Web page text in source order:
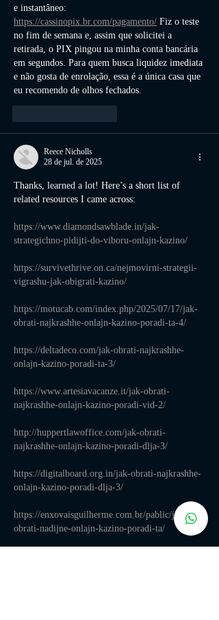
e instantâneo:
https://cassinopix.br.com/pagamento/ Fiz o teste
no fim de semana e, assim que solicitei a
retirada, o PIX pingou na minha conta bancária
em segundos. Para quem busca liquidez imediata
e não gosta de enrolação, essa é a única casa que
eu recomendo de olhos fechados.
Reece Nicholls
28 de jul. de 2025
Thanks, learned a lot! Here’s a short list of
related resources I came across:
https://www.diamondsawblade.in/jak-
strategichno-pidijti-do-viboru-onlajn-kazino/
https://survivethrive.on.ca/nejmovirni-strategii-
vigrashu-jak-obigrati-kazino/
https://motucab.com/index.php/2025/07/17/jak-
obrati-najkrashhe-onlajn-kazino-poradi-ta-4/
https://deltadeco.com/jak-obrati-najkrashhe-
onlajn-kazino-poradi-ta-3/
https://www.artesiavacanze.it/jak-obrati-
najkrashhe-onlajn-kazino-poradi-vid-2/
http://huppertlawoffice.com/jak-obrati-
najkrashhe-onlajn-kazino-poradi-dlja-3/
https://digitalboard.org.in/jak-obrati-najkrashhe-
onlajn-kazino-poradi-dlja-3/
https://enxovaisguilherme.com.br/pablic/jak-
obrati-nadijne-onlajn-kazino-poradi-ta/